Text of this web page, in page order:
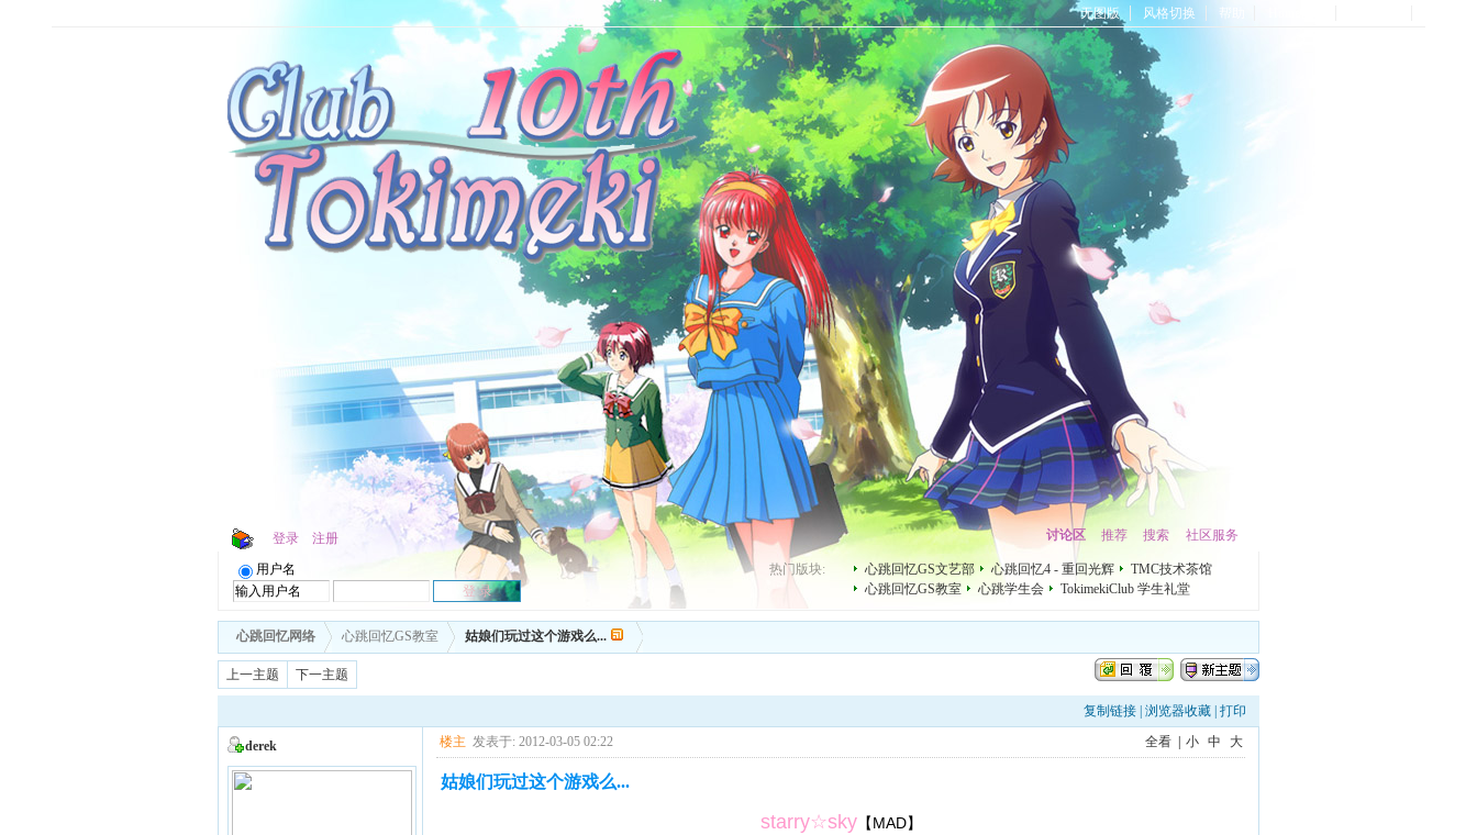
无图版 风格切换 帮助
登录 注册 讨论区 推荐 搜索 社区服务
用户名 热门版块: 心跳回忆GS文艺部 心跳回忆4 - 重回光辉
TMC技术茶馆
心跳回忆GS教室
心跳学生会 TokimekiClub 学生礼堂
心跳回忆网络 心跳回忆GS教室 姑娘们玩过这个游戏么...
上一主题 下一主题
复制链接 浏览器收藏 打印
derek 楼主 发表于: 2012-03-05 02:22 全看 小 中 大
姑娘们玩过这个游戏么...
starry☆sky【MAD】